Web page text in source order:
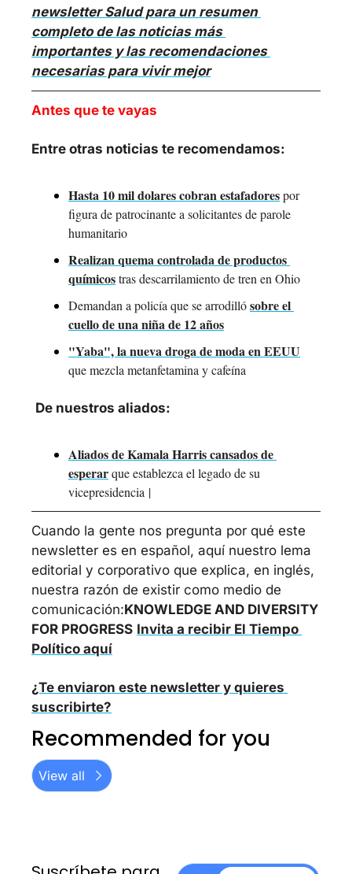
newsletter Salud para un resumen
completo de las noticias más
importantes y las recomendaciones
necesarias para vivir mejor
Antes que te vayas
Entre otras noticias te recomendamos:
Hasta 10 mil dolares cobran estafadores por
figura de patrocinante a solicitantes de parole
humanitario
Realizan quema controlada de productos
químicos tras descarrilamiento de tren en Ohio
Demandan a policía que se arrodilló sobre el
cuello de una niña de 12 años
"Yaba", la nueva droga de moda en EEUU
que mezcla metanfetamina y cafeína
De nuestros aliados:
Aliados de Kamala Harris cansados de
esperar que establezca el legado de su
vicepresidencia |
Cuando la gente nos pregunta por qué este
newsletter es en español, aquí nuestro lema
editorial y corporativo que explica, en inglés,
nuestra razón de existir como medio de
comunicación:KNOWLEDGE AND DIVERSITY
FOR PROGRESS Invita a recibir El Tiempo
Político aquí
¿Te enviaron este newsletter y quieres
suscribirte?
Recommended for you
View all